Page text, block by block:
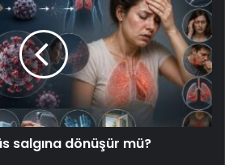
salgına dönüşür mü?